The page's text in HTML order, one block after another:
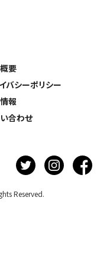
要
バシーポリシー
報
合わせ
Reserved.